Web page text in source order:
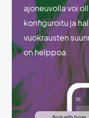
ajoneuvolla voi
konfiguroitu ja
vuokrausten
on helppoa.